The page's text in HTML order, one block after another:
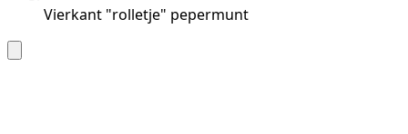
Vierkant "rolletje" pepermunt